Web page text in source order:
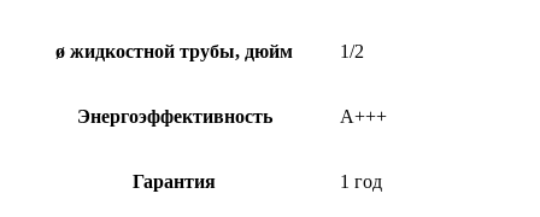
ø жидкостной трубы, дюйм 1/2
Энергоэффективность А+++
Гарантия 1 год